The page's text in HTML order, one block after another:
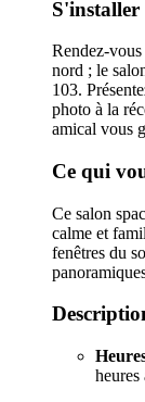
S'installer
Rendez-
nord ; le
103.
photo à la
amical vous
Ce qui
Ce salon
calme et
fenêtres du
heures